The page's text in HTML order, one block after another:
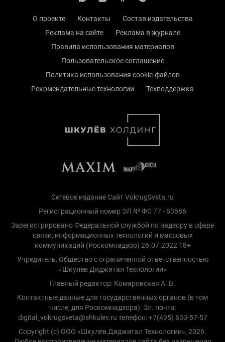
О проекте Контакты
Состав издательства
Реклама на сайте
Реклама в журнале
Правила использования материалов
Пользовательское соглашение
Политика использования cookie-файлов
Рекомендательные технологии
Техподдержка
Сетевое издание Сайт VokrugSveta.ru
Регистрационный номер ЭЛ № ФС 77 - 83686
Зарегистрировано Федеральной службой по надзору в сфере
связи, информационных технологий и массовых
коммуникаций (Роскомнадзор) 26.07.2022 18+
Учредитель: Общество с ограниченной ответственностью
«Шкулёв Диджитал Технологии»
Главный редактор: Комаровская А. В.
Контактные данные для государственных органов (в том
числе, для Роскомнадзора): Эл. почта:
digital_vokrugsveta@shkulev.ru телефон: +7(495) 633-57-57
Copyright (с) ООО «Шкулёв Диджитал Технологии», 2026.